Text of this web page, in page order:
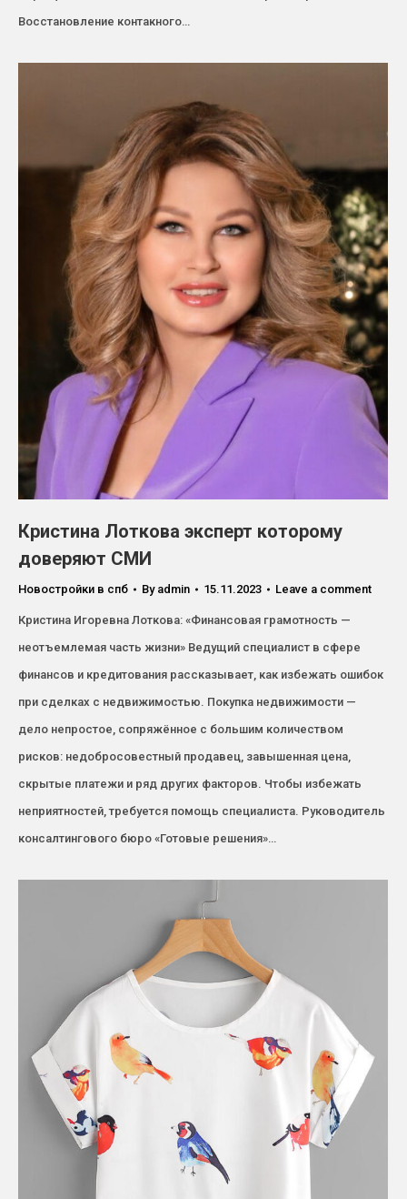
Восстановление контакного…
Кристина Лоткова эксперт которому
доверяют СМИ
Новостройки в спб By admin 15.11.2023 Leave a comment
Кристина Игоревна Лоткова: «Финансовая грамотность —
неотъемлемая часть жизни» Ведущий специалист в сфере
финансов и кредитования рассказывает, как избежать ошибок
при сделках с недвижимостью. Покупка недвижимости —
дело непростое, сопряжённое с большим количеством
рисков: недобросовестный продавец, завышенная цена,
скрытые платежи и ряд других факторов. Чтобы избежать
неприятностей, требуется помощь специалиста. Руководитель
консалтингового бюро «Готовые решения»…